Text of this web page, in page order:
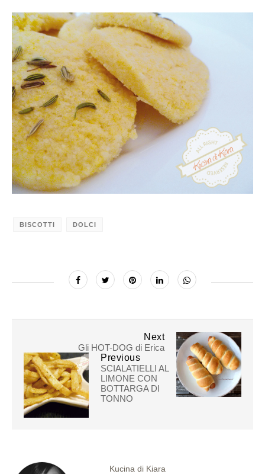
BISCOTTI DOLCI
Next
Gli HOT-DOG di Erica
Previous
SCIALATIELLI AL
LIMONE CON
BOTTARGA DI
TONNO
Kucina di Kiara